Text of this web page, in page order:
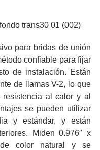
para bridas de unión
confiable para fijar
de instalación. Están
de llamas V-2, lo que
al calor y al
se pueden utilizar
y estándar, y están
Miden 0.976″ x
color natural y se